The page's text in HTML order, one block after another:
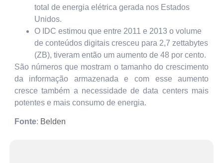
total de energia elétrica gerada nos Estados
Unidos.
O IDC estimou que entre 2011 e 2013 o volume
de conteúdos digitais cresceu para 2,7 zettabytes
(ZB), tiveram então um aumento de 48 por cento.
São números que mostram o tamanho do crescimento
da informação armazenada e com esse aumento
cresce também a necessidade de data centers mais
potentes e mais consumo de energia.
Fonte: Belden